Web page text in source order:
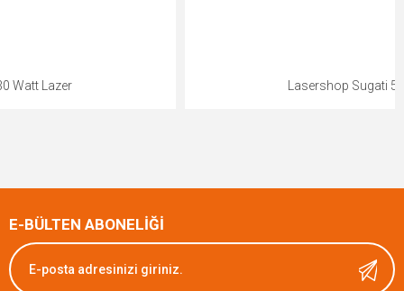
Lasershop Sugati 50 Watt Lazer
E-BÜLTEN ABONELİĞİ